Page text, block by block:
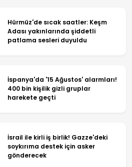
Hürmüz'de sıcak saatler: Keşm
Adası yakınlarında şiddetli
patlama sesleri duyuldu
İspanya'da '15 Ağustos' alarmları!
400 bin kişilik gizli gruplar
harekete geçti
İsrail ile kirli iş birlik! Gazze'deki
soykırıma destek için asker
gönderecek